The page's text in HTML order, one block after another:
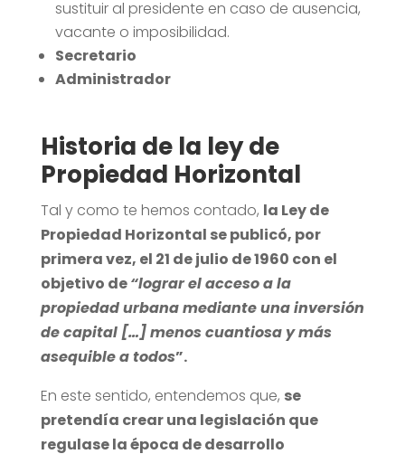
sustituir al presidente en caso de ausencia,
vacante o imposibilidad.
Secretario
Administrador
Historia de la ley de
Propiedad Horizontal
Tal y como te hemos contado, la Ley de
Propiedad Horizontal se publicó, por
primera vez, el 21 de julio de 1960 con el
objetivo de“lograr el acceso a la
propiedad urbana mediante una inversión
de capital […] menos cuantiosa y más
asequible a todos”.
En este sentido, entendemos que, se
pretendía crear una legislación que
regulase la época de desarrollo